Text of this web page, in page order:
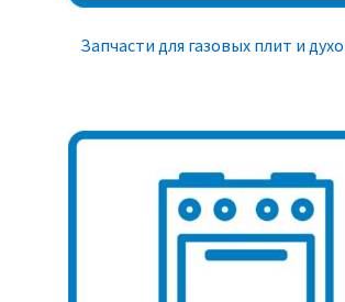
Запчасти для газовых плит и